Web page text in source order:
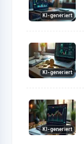
KI-generiert
KI-generiert
KI-generiert